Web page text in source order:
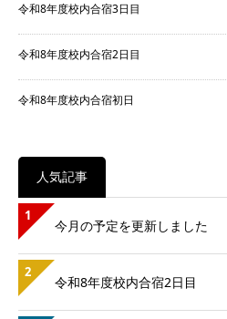
令和8年度校内合宿3日目
令和8年度校内合宿2日目
令和8年度校内合宿初日
人気記事
1
今月の予定を更新しました
2
令和8年度校内合宿2日目